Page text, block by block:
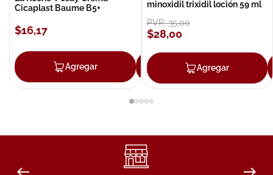
Cicaplast Baume B5+
$16,17
Agregar Agregar
minoxidil trixidil loción 59 ml
PVP:35,00
$28,00
Agregar